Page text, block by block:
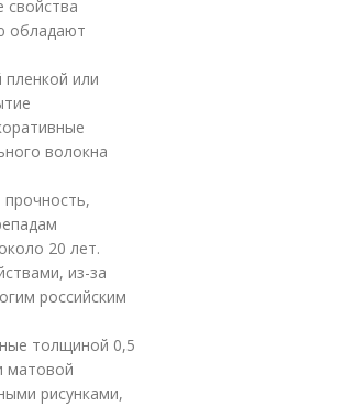
свойства
обладают
или
волокна
20 лет.
из-за
российским
толщиной 0,5
матовой
рисунками,